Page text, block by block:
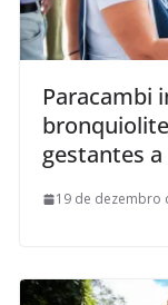
Paracambi
gestantes
19 de dezembro